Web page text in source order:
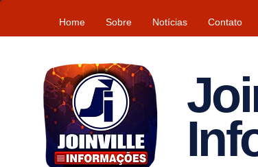
Home Sobre Notícias Contato